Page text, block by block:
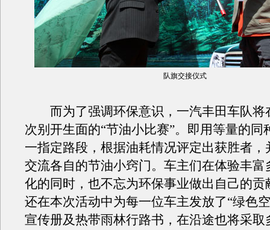
队旗交接仪式
而为了强调环保意识，一汽丰田车队将
次别开生面的“节油小比赛”。即用等量的同
一指定路段，根据油耗情况评定出获胜者，
交流各自的节油小窍门。车主们在体验丰富
化的同时，也不忘为环保事业做出自己的贡
还在本次活动中为每一位车主发放了“绿色
宣传册及热带雨林行路书，在沿途也将采取